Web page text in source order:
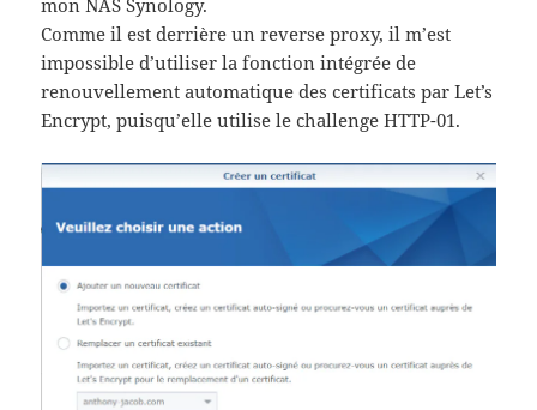
mon NAS Synology.
Comme il est derrière un reverse proxy, il m’est
impossible d’utiliser la fonction intégrée de
renouvellement automatique des certificats par Let’s
Encrypt, puisqu’elle utilise le challenge HTTP-01.